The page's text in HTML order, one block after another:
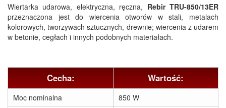
Wiertarka udarowa, elektryczna, ręczna, Rebir TRU-850/13ER
przeznaczona jest do wiercenia otworów w stali, metalach
kolorowych, tworzywach sztucznych, drewnie; wiercenia z udarem
w betonie, cegłach i innych podobnych materiałach.
Cecha: Wartość:
Moc nominalna
850 W